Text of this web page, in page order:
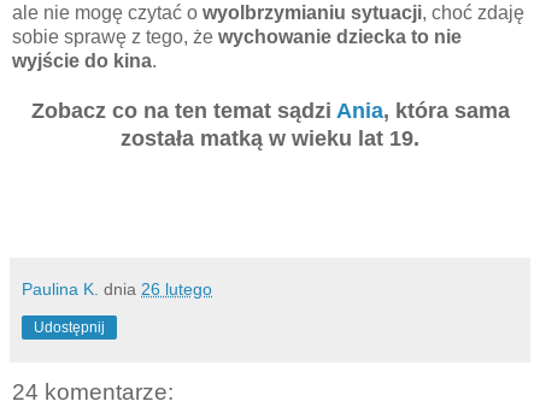
ale nie mogę czytać o wyolbrzymianiu sytuacji, choć zdaję
sobie sprawę z tego, że wychowanie dziecka to nie
wyjście do kina.
Zobacz co na ten temat sądzi Ania, która sama
została matką w wieku lat 19.
Paulina K. dnia 26 lutego
Udostępnij
24 komentarze: